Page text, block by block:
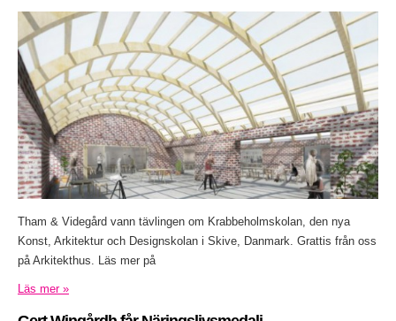
Tham & Videgård vann tävlingen om Krabbeholmskolan, den nya
Konst, Arkitektur och Designskolan i Skive, Danmark. Grattis från oss
på Arkitekthus. Läs mer på
Läs mer »